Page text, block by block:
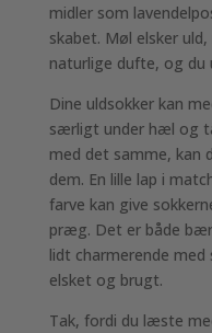
midler som
skabet. Møl elsker
naturlige dufte, og du
Dine uldsokker kan
særligt under hæl og
med det samme, kan
dem. En lille lap i
farve kan give
præg. Det er både
lidt charmerende
elsket og brugt.
Tak, fordi du læste